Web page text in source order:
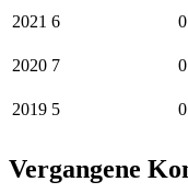
2021 6 0
2020 7 0
2019 5 0
Vergangene